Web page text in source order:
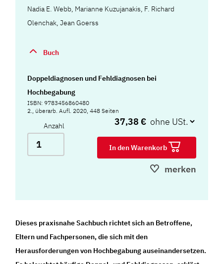
Nadia E. Webb, Marianne Kuzujanakis, F. Richard
Olenchak,Jean Goerss
Buch
Doppeldiagnosen und Fehldiagnosen bei
Hochbegabung
ISBN: 9783456860480
2., überarb. Aufl. 2020, 448 Seiten
Anzahl 37,38 €
In den Warenkorb
merken
Dieses praxisnahe Sachbuch richtet sich an Betroffene,
Eltern und Fachpersonen, die sich mit den
Herausforderungen von Hochbegabung auseinandersetzen.